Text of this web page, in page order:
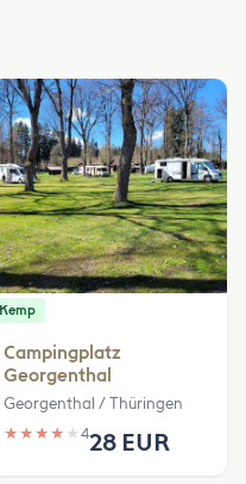
Kemp
Campingplatz
Georgenthal
Georgenthal / Thüringen
★ ★ ★ ★ ★ 428 EUR